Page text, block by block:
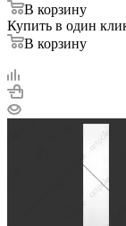
В корзину
Купить в один
В корзину